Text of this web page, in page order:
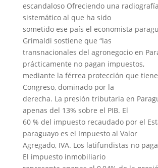
escandaloso Ofreciendo una
sistemático al que ha sido
sometido ese país el economista
Grimaldi sostiene que “las
transnacionales del agronegocio en
prácticamente no pagan impuestos,
mediante la férrea protección que
Congreso, dominado por la
derecha. La presión tributaria en
apenas del 13% sobre el PIB. El
60 % del impuesto recaudado por el
paraguayo es el Impuesto al Valor
Agregado, IVA. Los latifundistas no
El impuesto inmobiliario